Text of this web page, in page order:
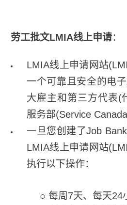
劳工批文LMIA线上申请：
LMIA线上申请网站
一个可靠且安全的电
大雇主和第三方代表(
服务部(Service
一旦您创建了Job
LMIA线上申请网站
执行以下操作：
○ 每周7天、每天24小